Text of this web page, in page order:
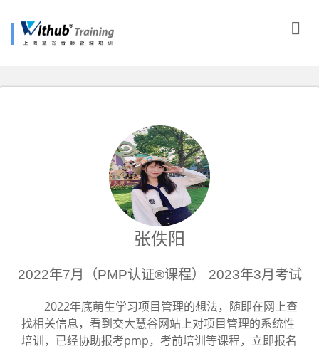
张佚阳
2022年7月（PMP认证®课程） 2023年3月考试
2022年底萌生学习项目管理的想法，随即在网上查
找相关信息，看到交大慧谷网站上对项目管理的系统性
培训，已经协助报考pmp，考前培训等课程，立即报名